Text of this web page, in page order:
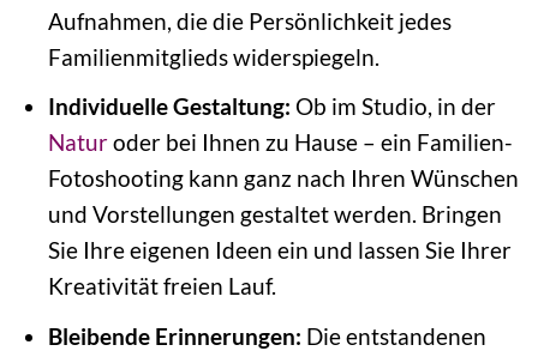
Aufnahmen, die die Persönlichkeit jedes
Familienmitglieds widerspiegeln.
Individuelle Gestaltung: Ob im Studio, in der
Naturoder bei Ihnen zu Hause – ein Familien-
Fotoshooting kann ganz nach Ihren Wünschen
und Vorstellungen gestaltet werden. Bringen
Sie Ihre eigenen Ideen ein und lassen Sie Ihrer
Kreativität freien Lauf.
Bleibende Erinnerungen: Die entstandenen